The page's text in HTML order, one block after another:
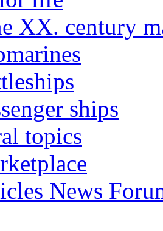
XX. century
ships
topics
News